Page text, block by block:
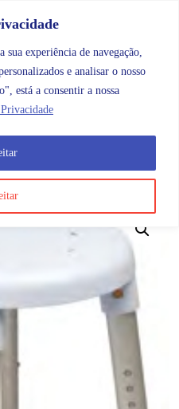
experiência de navegação,
e analisar o nosso
está a consentir a nossa